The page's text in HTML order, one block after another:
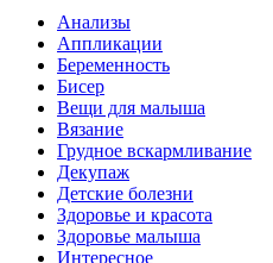
Анализы
Аппликации
Беременность
Бисер
Вещи для малыша
Вязание
Грудное вскармливание
Декупаж
Детские болезни
Здоровье и красота
Здоровье малыша
Интересное